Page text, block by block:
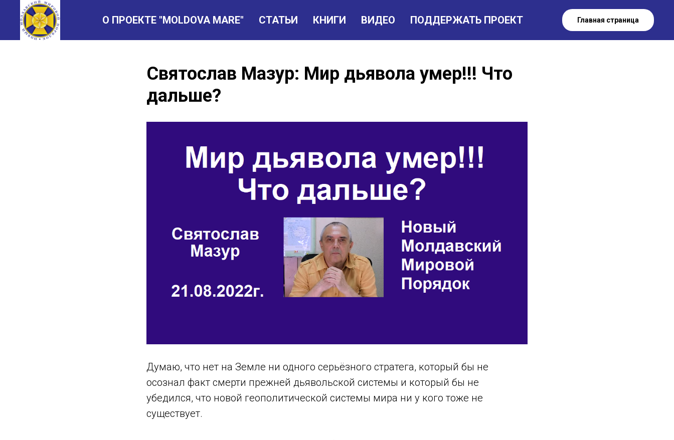
О ПРОЕКТЕ "MOLDOVA MARE" СТАТЬИ КНИГИ ВИДЕО ПОДДЕРЖАТЬ ПРОЕКТ Главная страница
Святослав Мазур: Мир дьявола умер!!! Что
дальше?
Думаю, что нет на Земле ни одного серьёзного стратега, который бы не
осознал факт смерти прежней дьявольской системы и который бы не
убедился, что новой геополитической системы мира ни у кого тоже не
существует.